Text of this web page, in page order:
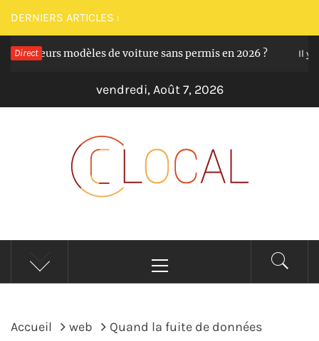
Passer
au
contenu
DERNIERS ARTICLES :
Direct modèles de voiture sans permis en 2026 ? Il y a
vendredi, Août 7, 2026
CLOCAL
De la proximité dans vos services
principal
Accueil web
Quand la fuite de données